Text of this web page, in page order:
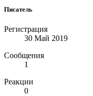
Писатель
Регистрация
30 Май 2019
Сообщения
1
Реакции
0